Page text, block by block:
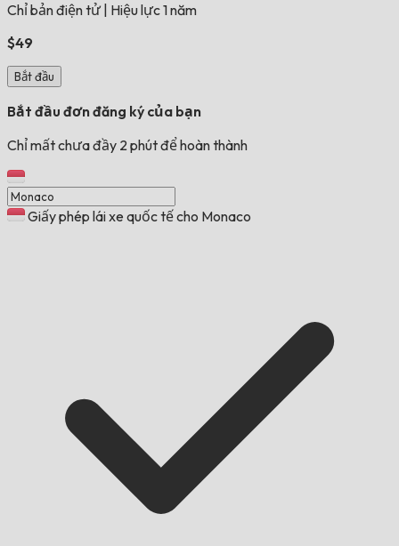
Chỉ bản điện tử Hiệu lực 1 năm
$49
Bắt đầu
Bắt đầu đơn đăng ký của bạn
Chỉ mất chưa đầy 2 phút để hoàn thành
Giấy phép lái xe quốc tế cho Monaco